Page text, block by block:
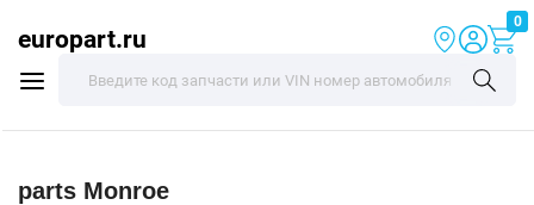
europart.ru
0
parts Monroe